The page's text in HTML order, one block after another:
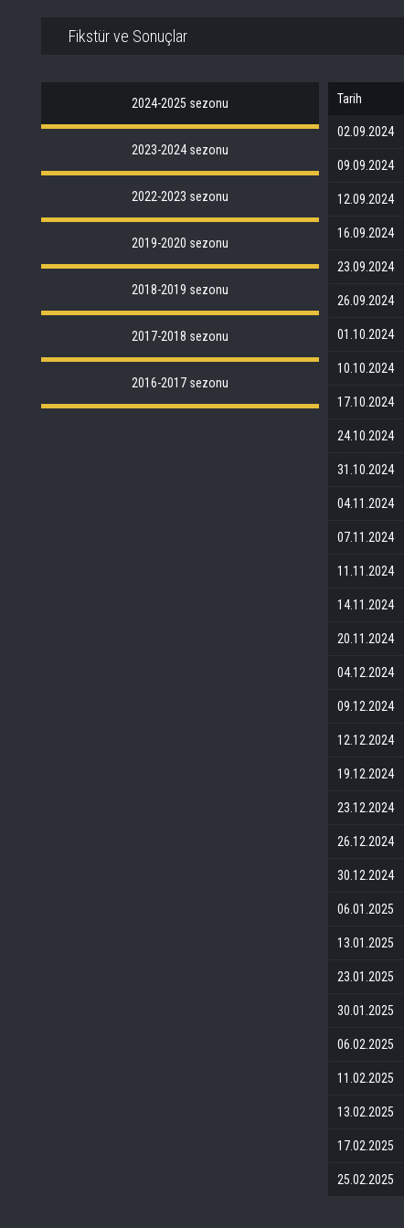
Fikstür ve Sonuçlar
2024-2025 sezonu
2023-2024 sezonu
2022-2023 sezonu
2019-2020 sezonu
2018-2019 sezonu
2017-2018 sezonu
2016-2017 sezonu
Tarih
02.09.2024
09.09.2024
12.09.2024
16.09.2024
23.09.2024
26.09.2024
01.10.2024
10.10.2024
17.10.2024
24.10.2024
31.10.2024
04.11.2024
07.11.2024
11.11.2024
14.11.2024
20.11.2024
04.12.2024
09.12.2024
12.12.2024
19.12.2024
23.12.2024
26.12.2024
30.12.2024
06.01.2025
13.01.2025
23.01.2025
30.01.2025
06.02.2025
11.02.2025
13.02.2025
17.02.2025
25.02.2025